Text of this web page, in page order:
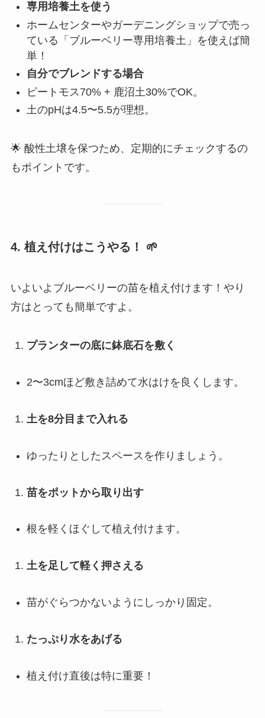
専用培養土を使う
ホームセンターやガーデニングショップで売っ
ている「ブルーベリー専用培養土」を使えば簡
単！
自分でブレンドする場合
ピートモス70% + 鹿沼土30%でOK。
土のpHは4.5〜5.5が理想。
🌟 酸性土壌を保つため、定期的にチェックするの
もポイントです。
4. 植え付けはこうやる！ 🌱
いよいよブルーベリーの苗を植え付けます！やり
方はとっても簡単ですよ。
プランターの底に鉢底石を敷く
2〜3cmほど敷き詰めて水はけを良くします。
土を8分目まで入れる
ゆったりとしたスペースを作りましょう。
苗をポットから取り出す
根を軽くほぐして植え付けます。
土を足して軽く押さえる
苗がぐらつかないようにしっかり固定。
たっぷり水をあげる
植え付け直後は特に重要！